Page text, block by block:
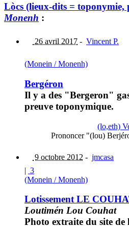
Lòcs (lieux-dits = toponymie,
Monenh :
26 avril 2017 - Vincent P.
(Monein / Monenh)
Bergéron
Il y a des "Bergeron"
preuve toponymique.
(lo,eth)
Prononcer "(lou)
9 octobre 2012 - jmcasa
| 3
(Monein / Monenh)
Lotissement LE
Loutimén Lou Couhat
Photo extraite du site de